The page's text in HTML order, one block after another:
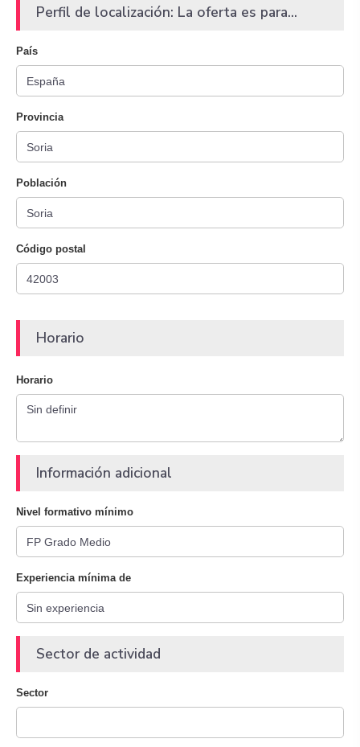
Perfil de localización: La oferta es para...
País
Provincia
Población
Código postal
Horario
Horario
Información adicional
Nivel formativo mínimo
Experiencia mínima de
Sector de actividad
Sector